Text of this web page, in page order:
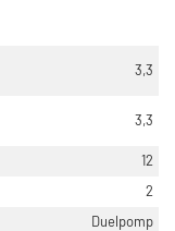
3,3
3,3
12
2
Duelpomp